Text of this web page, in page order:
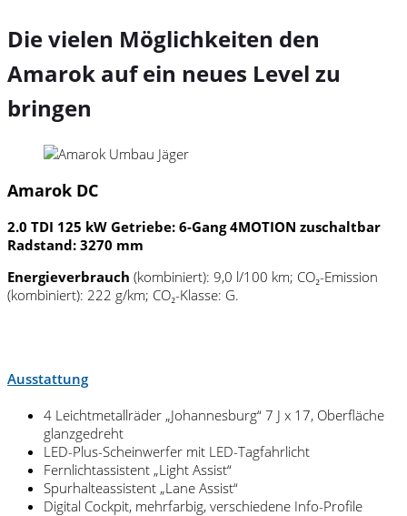
Die vielen Möglichkeiten den
Amarok auf ein neues Level zu
bringen
Amarok DC
2.0 TDI 125 kW Getriebe: 6-Gang 4MOTION zuschaltbar
Radstand: 3270 mm
Energieverbrauch (kombiniert): 9,0 l/100 km; CO₂-Emission
(kombiniert): 222 g/km; CO₂-Klasse: G.
Ausstattung
4 Leichtmetallräder „Johannesburg“ 7 J x 17, Oberfläche
glanzgedreht
LED-Plus-Scheinwerfer mit LED-Tagfahrlicht
Fernlichtassistent „Light Assist“
Spurhalteassistent „Lane Assist“
Digital Cockpit, mehrfarbig, verschiedene Info-Profile